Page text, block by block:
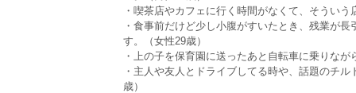
・喫茶店やカフェに行く時間がなくて、そうい
・食事前だけど少し小腹がすいたとき、残業が
す。（女性29歳）
・上の子を保育園に送ったあと自転車に乗りな
・主人や友人とドライブしてる時や、話題のチ
歳）